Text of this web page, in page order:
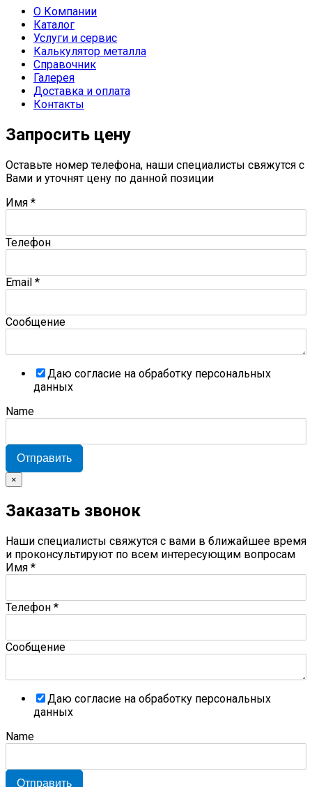
О Компании
Каталог
Услуги и сервис
Калькулятор металла
Справочник
Галерея
Доставка и оплата
Контакты
Запросить цену
Оставьте номер телефона, наши специалисты свяжутся с
Вами и уточнят цену по данной позиции
Имя *
Телефон
Email *
Сообщение
Даю согласие на обработку персональных
данных
Name
Отправить
×
Заказать звонок
Наши специалисты свяжутся с вами в ближайшее время
и проконсультируют по всем интересующим вопросам
Имя *
Телефон *
Сообщение
Даю согласие на обработку персональных
данных
Name
Отправить